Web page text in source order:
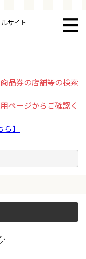
サイト
品券の店舗等の検索
ページからご確認く
】